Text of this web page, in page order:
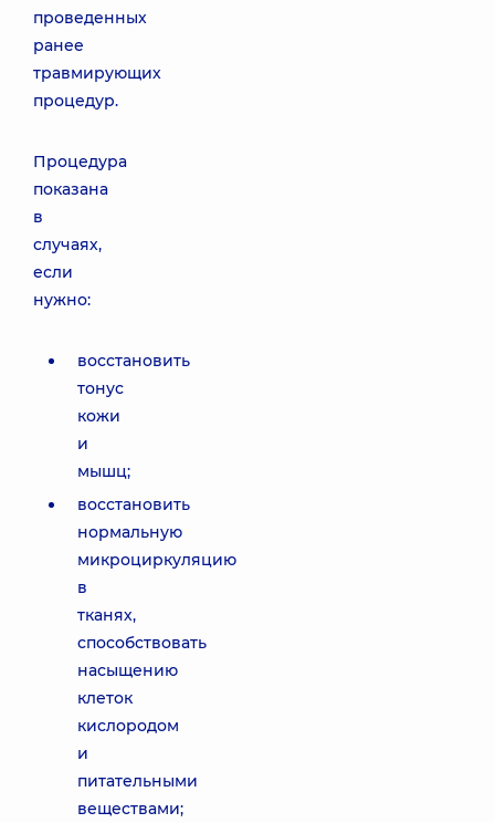
проведенных
ранее
травмирующих
процедур.
Процедура
показана
в
случаях,
если
нужно:
восстановить
тонус
кожи
и
мышц;
восстановить
нормальную
микроциркуляцию
в
тканях,
способствовать
насыщению
клеток
кислородом
и
питательными
веществами;